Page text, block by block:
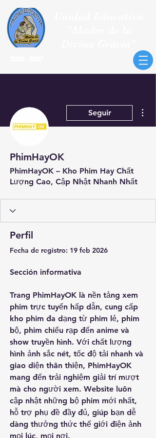
Seguir
PhimHayOK
PhimHayOK – Kho Phim Hay Chất
Lượng Cao, Cập Nhật Nhanh Nhất
Perfil
Fecha de registro: 19 feb 2026
Sección informativa
Trang PhimHayOK là nền tảng xem
phim trực tuyến hấp dẫn, cung cấp
kho phim đa dạng từ phim lẻ, phim
bộ, phim chiếu rạp đến anime và
show truyền hình. Với chất lượng
hình ảnh sắc nét, tốc độ tải nhanh và
giao diện thân thiện, PhimHayOK
mang đến trải nghiệm giải trí mượt
mà cho người xem. Website luôn
cập nhật những bộ phim mới nhất,
hỗ trợ phụ đề đầy đủ, giúp bạn dễ
dàng thưởng thức thế giới điện ảnh
mọi lúc, mọi nơi.